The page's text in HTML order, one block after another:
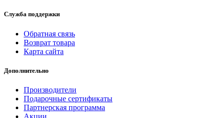
Служба поддержки
Обратная связь
Возврат товара
Карта сайта
Дополнительно
Производители
Подарочные сертификаты
Партнерская программа
Акции